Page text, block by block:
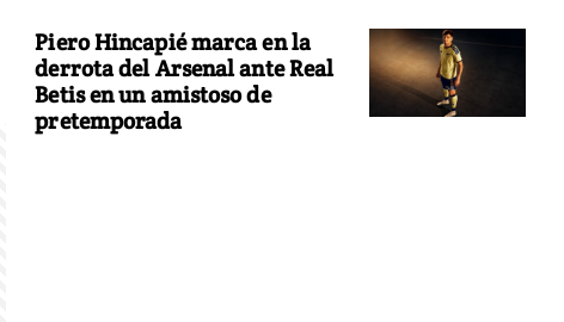
Piero Hincapié marca en la
derrota del Arsenal ante Real
Betis en un amistoso de
pretemporada